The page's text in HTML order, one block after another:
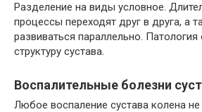
Разделение на виды условное.
процессы переходят друг в друга, а
развиваться параллельно.
структуру сустава.
Воспалительные болезни
Любое воспаление сустава колена